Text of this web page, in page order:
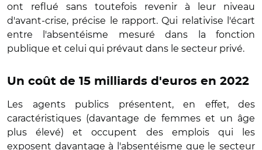
ont reflué sans toutefois revenir à leur niveau
d'avant-crise, précise le rapport. Qui relativise l'écart
entre l'absentéisme mesuré dans la fonction
publique et celui qui prévaut dans le secteur privé.
Un coût de 15 milliards d'euros en 2022
Les agents publics présentent, en effet, des
caractéristiques (davantage de femmes et un âge
plus élevé) et occupent des emplois qui les
exposent davantage à l'absentéisme que le secteur